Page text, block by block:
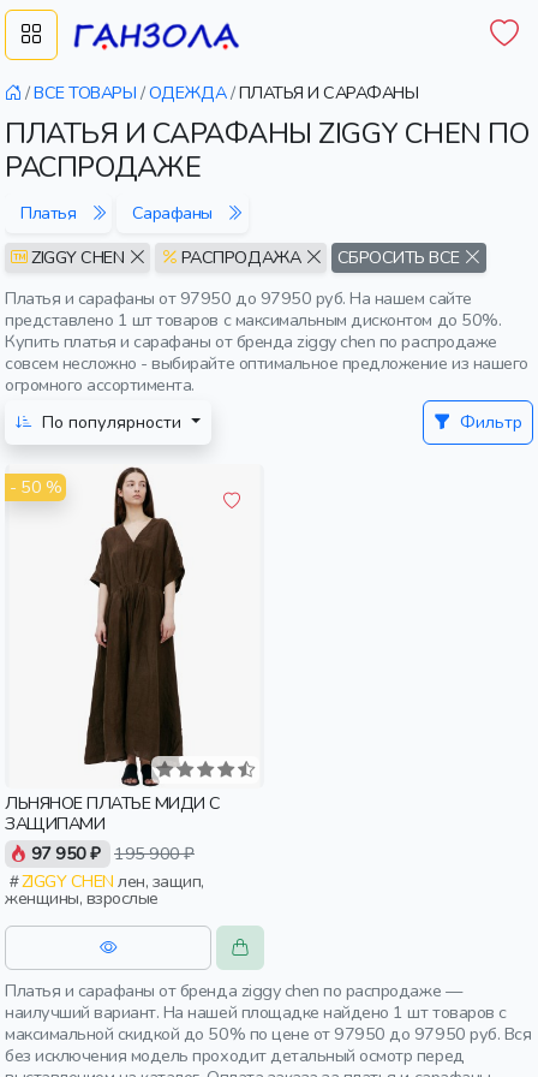
/ВСЕ ТОВАРЫ /ОДЕЖДА/ПЛАТЬЯ И САРАФАНЫ
ПЛАТЬЯ И САРАФАНЫ ZIGGY CHEN ПО
РАСПРОДАЖЕ
Платья
Сарафаны
ZIGGY CHEN
РАСПРОДАЖА
СБРОСИТЬ ВСЕ
Платья и сарафаны от 97950 до 97950 руб. На нашем сайте
представлено 1 шт товаров с максимальным дисконтом до 50%.
Купить платья и сарафаны от бренда ziggy chen по распродаже
совсем несложно - выбирайте оптимальное предложение из нашего
огромного ассортимента.
По популярности
Фильтр
- 50 %
ЛЬНЯНОЕ ПЛАТЬЕ МИДИ С
ЗАЩИПАМИ
97 950 ₽ 195 900 ₽
ZIGGY CHEN лен, защип,
женщины, взрослые
Платья и сарафаны от бренда ziggy chen по распродаже —
наилучший вариант. На нашей площадке найдено 1 шт товаров с
максимальной скидкой до 50% по цене от 97950 до 97950 руб. Вся
без исключения модель проходит детальный осмотр перед